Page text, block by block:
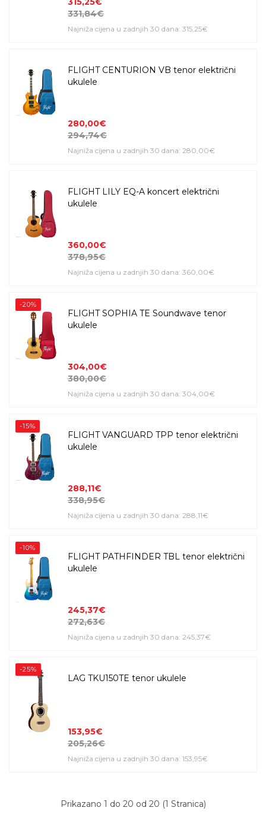
331,84€
Najniža cijena u zadnjih 30 dana: 315,25€
FLIGHT CENTURION VB tenor električni
ukulele
280,00€
294,74€
Najniža cijena u zadnjih 30 dana: 280,00€
FLIGHT LILY EQ-A koncert električni
ukulele
360,00€
378,95€
Najniža cijena u zadnjih 30 dana: 360,00€
-20%
FLIGHT SOPHIA TE Soundwave tenor
ukulele
304,00€
380,00€
Najniža cijena u zadnjih 30 dana: 304,00€
-15%
FLIGHT VANGUARD TPP tenor električni
ukulele
288,11€
338,95€
Najniža cijena u zadnjih 30 dana: 288,11€
-10%
FLIGHT PATHFINDER TBL tenor električni
ukulele
245,37€
272,63€
Najniža cijena u zadnjih 30 dana: 245,37€
-25%
LAG TKU150TE tenor ukulele
153,95€
205,26€
Najniža cijena u zadnjih 30 dana: 153,95€
Prikazano 1 do 20 od 20 (1 Stranica)